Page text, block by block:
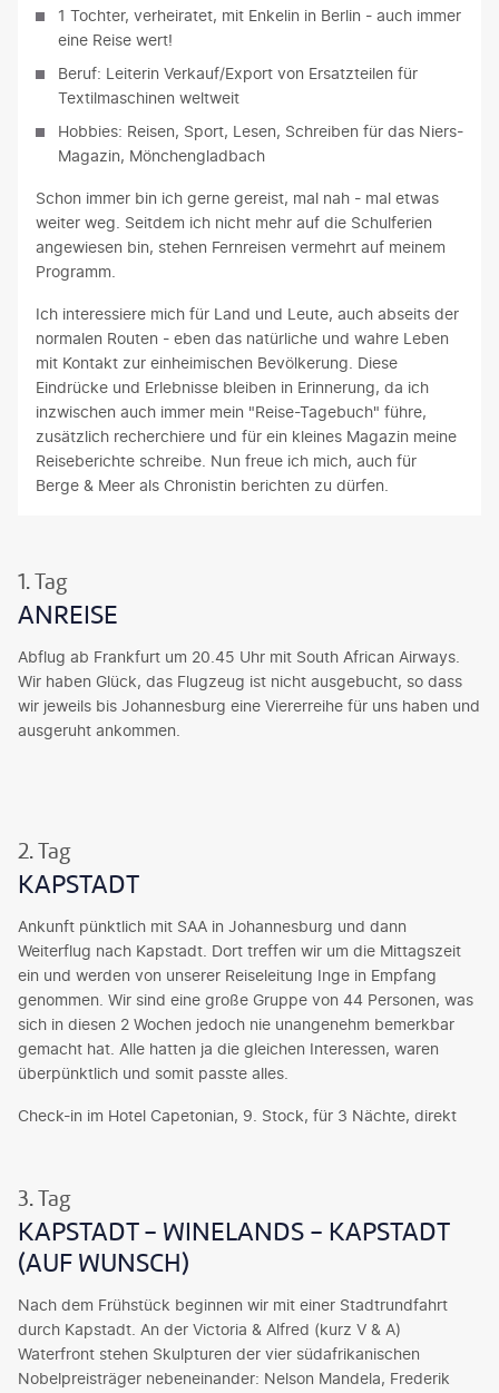
1 Tochter, verheiratet, mit Enkelin in Berlin - auch immer
eine Reise wert!
Beruf: Leiterin Verkauf/Export von Ersatzteilen für
Textilmaschinen weltweit
Hobbies: Reisen, Sport, Lesen, Schreiben für das Niers-
Magazin, Mönchengladbach
Schon immer bin ich gerne gereist, mal nah - mal etwas
weiter weg. Seitdem ich nicht mehr auf die Schulferien
angewiesen bin, stehen Fernreisen vermehrt auf meinem
Programm.
Ich interessiere mich für Land und Leute, auch abseits der
normalen Routen - eben das natürliche und wahre Leben
mit Kontakt zur einheimischen Bevölkerung. Diese
Eindrücke und Erlebnisse bleiben in Erinnerung, da ich
inzwischen auch immer mein "Reise-Tagebuch" führe,
zusätzlich recherchiere und für ein kleines Magazin meine
Reiseberichte schreibe. Nun freue ich mich, auch für
Berge & Meer als Chronistin berichten zu dürfen.
1. Tag
ANREISE
Abflug ab Frankfurt um 20.45 Uhr mit South African Airways.
Wir haben Glück, das Flugzeug ist nicht ausgebucht, so dass
wir jeweils bis Johannesburg eine Viererreihe für uns haben und
ausgeruht ankommen.
2. Tag
KAPSTADT
Ankunft pünktlich mit SAA in Johannesburg und dann
Weiterflug nach Kapstadt. Dort treffen wir um die Mittagszeit
ein und werden von unserer Reiseleitung Inge in Empfang
genommen. Wir sind eine große Gruppe von 44 Personen, was
sich in diesen 2 Wochen jedoch nie unangenehm bemerkbar
gemacht hat. Alle hatten ja die gleichen Interessen, waren
überpünktlich und somit passte alles.
Check-in im Hotel Capetonian, 9. Stock, für 3 Nächte, direkt
zu Zweit spontan zu einem Helikopter-Flug über Kapstadt
entschieden. Der Hotel-Shuttle bringt uns sogar direkt bis zum
Helikopter-Flughafen. Es ist ein tolles Erlebnis: hoch über
Kapstadt mit Blick zum Tafelberg, über den ganzen Hafen,
saß, das große Fußballstadion, Signal Hill. Das war die richtige
Entscheidung!
Anschließend sind wir an der Waterfront entlang spaziert mit
3. Tag
KAPSTADT - WINELANDS - KAPSTADT
(AUF WUNSCH)
Nach dem Frühstück beginnen wir mit einer Stadtrundfahrt
durch Kapstadt. An der Victoria & Alfred (kurz V & A)
Waterfront stehen Skulpturen der vier südafrikanischen
Nobelpreisträger nebeneinander: Nelson Mandela, Frederik